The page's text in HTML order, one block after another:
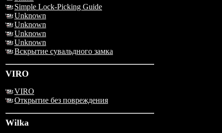
Simple Lock-Picking Guide
Unknown
Unknown
Unknown
Unknown
Вскрытие сувальдного замка
VIRO
VIRO
Открытие без повреждения
Wilka